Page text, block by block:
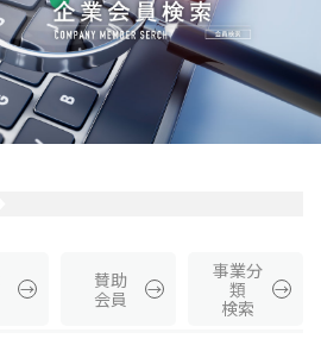
賛助
会員
事業分
類
検索